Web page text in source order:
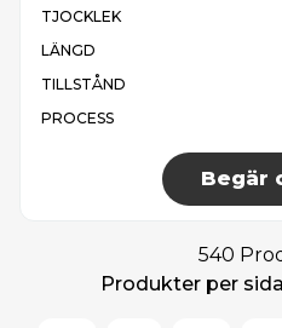
TJOCKLEK
LÄNGD
TILLSTÅND
PROCESS
Begär
540
Produkter per sida